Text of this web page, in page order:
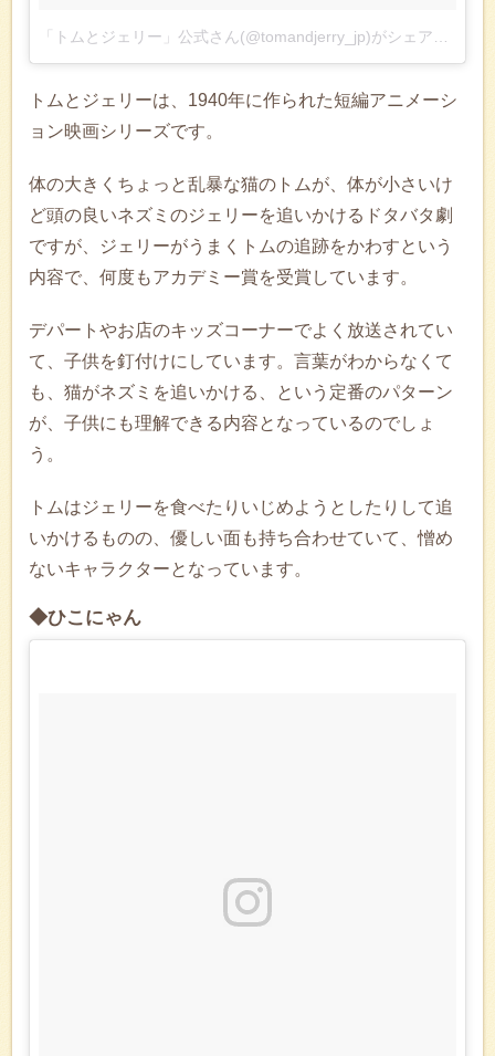
「トムとジェリー」公式さん(@tomandjerry_jp)がシェアした投稿
トムとジェリーは、1940年に作られた短編アニメーシ
ョン映画シリーズです。
体の大きくちょっと乱暴な猫のトムが、体が小さいけ
ど頭の良いネズミのジェリーを追いかけるドタバタ劇
ですが、ジェリーがうまくトムの追跡をかわすという
内容で、何度もアカデミー賞を受賞しています。
デパートやお店のキッズコーナーでよく放送されてい
て、子供を釘付けにしています。言葉がわからなくて
も、猫がネズミを追いかける、という定番のパターン
が、子供にも理解できる内容となっているのでしょ
う。
トムはジェリーを食べたりいじめようとしたりして追
いかけるものの、優しい面も持ち合わせていて、憎め
ないキャラクターとなっています。
◆ひこにゃん